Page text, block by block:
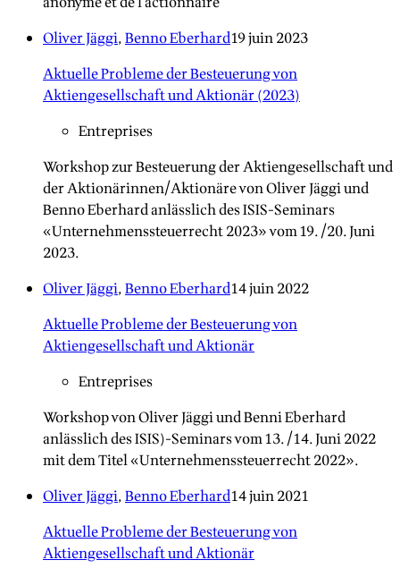
Oliver Jäggi,Benno Eberhard19 juin 2023
Aktuelle Probleme der Besteuerung von
Aktiengesellschaft und Aktionär (2023)
Entreprises
Workshop zur Besteuerung der Aktiengesellschaft und
der Aktionärinnen/Aktionäre von Oliver Jäggi und
Benno Eberhard anlässlich des ISIS-Seminars
«Unternehmenssteuerrecht 2023» vom 19./20. Juni
2023.
Oliver Jäggi,Benno Eberhard14 juin 2022
Aktuelle Probleme der Besteuerung von
Aktiengesellschaft und Aktionär
Entreprises
Workshop von Oliver Jäggi und Benni Eberhard
anlässlich des ISIS)-Seminars vom 13./14. Juni 2022
mit dem Titel «Unternehmenssteuerrecht 2022».
Oliver Jäggi,Benno Eberhard14 juin 2021
Aktuelle Probleme der Besteuerung von
Aktiengesellschaft und Aktionär